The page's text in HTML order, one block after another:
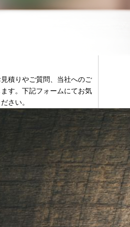
積りやご質問、当社へのご
す。下記フォームにてお気
さい。